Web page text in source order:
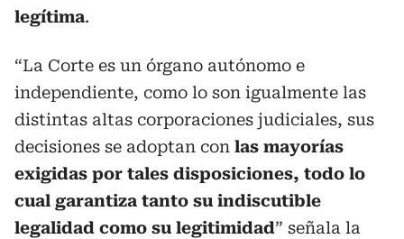
legítima.
“La Corte es un órgano autónomo e
independiente, como lo son igualmente las
distintas altas corporaciones judiciales, sus
decisiones se adoptan con las mayorías
exigidas por tales disposiciones, todo lo
cual garantiza tanto su indiscutible
legalidad como su legitimidad” señala la